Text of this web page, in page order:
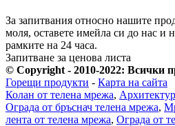
За запитвания относно нашите
моля, оставете имейла си до нас и
рамките на 24 часа.
Запитване за ценова листа
© Copyright - 2010-2022: Всички
Горещи продукти - Карта на сайта
Колан от телена мрежа,
Ограда от бръснач телена мрежа,
лента от телена мрежа, Ограда от